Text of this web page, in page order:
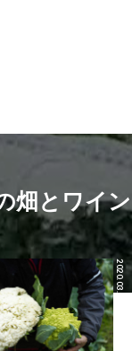
畑とワイン
2020.03.01